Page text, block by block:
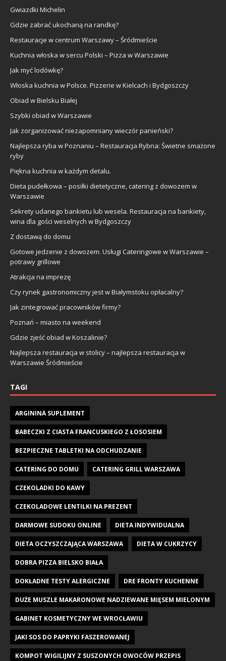
Gwiazdki Michelin
Gdzie zabrać ukochaną na randkę?
Restauracje w centrum Warszawy – Śródmieście
Kuchnia włoska w sercu Polski – Pizza w Warszawie
Jak myć lodówkę?
Włoska kuchnia w Polsce. Pizzerie w Kielcach i Bydgoszczy
Obiad w Bielsku Białej
Szybki obiad w Warszawie
Jak zorganizować niezapomniany wieczór panieński?
Najlepsza ryba w Poznaniu – Restauracja Rybna: Świetne smażone
ryby
Piękna kuchnia w każdym detalu.
Dieta pudełkowa – posiłki dietetyczne, catering z dowozem w
Warszawie
Sekrety udanego bankietu lub wesela. Restauracja na bankiety,
wina dla gości weselnych w Bydgoszczy
Z dostawą do domu
Gotowe jedzenie z dowozem. Usługi Cateringowe w Warszawie –
potrawy grillowe
Atrakcja na imprezę
Czy rynek gastronomiczny jest w Białymstoku opłacalny?
Jak zintegrować pracowników firmy?
Poznań – miasto na weekend
Gdzie zjeść obiad w Koszalinie?
Najlepsza restauracja w stolicy – najlepsza restauracja w
Warszawie Śródmieście
TAGI
ARGININA SUPLEMENT
BABECZKI Z CIASTA FRANCUSKIEGO Z ŁOSOSIEM
BEZPIECZNE TABLETKI NA ODCHUDZANIE
CATERING DO DOMU CATERING GRILL WARSZAWA
CZEKOLADKI DO KAWY
CZEKOLADOWE LENTILKI NA PREZENT
DARMOWE SUDOKU ONLINE DIETA INDYWIDUALNA
DIETA OCZYSZCZAJĄCA WARSZAWA DIETA W CUKRZYCY
DOBRA PIZZA BIELSKO BIAŁA
DOKŁADNE TESTY ALERGICZNE DRE FRONTY KUCHENNE
DUŻE MUSZLE MAKARONOWE NADZIEWANE MIĘSEM MIELONYM
GABINET KOSMETYCZNY WE WROCŁAWIU
JAKI SOS DO PAPRYKI FASZEROWANEJ
KOMPOT WIGILIJNY Z SUSZONYCH OWOCÓW PRZEPIS